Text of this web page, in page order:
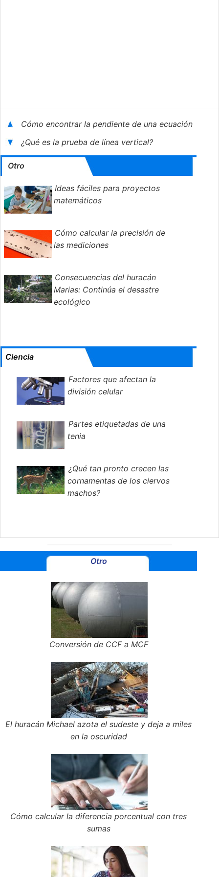
Cómo encontrar la pendiente de una ecuación
¿Qué es la prueba de línea vertical?
Otro
Ideas fáciles para proyectos
matemáticos
Cómo calcular la precisión de
las mediciones
Consecuencias del huracán
Marias: Continúa el desastre
ecológico
Ciencia
Factores que afectan la
división celular
Partes etiquetadas de una
tenia
¿Qué tan pronto crecen las
cornamentas de los ciervos
machos?
Otro
Conversión de CCF a MCF
El huracán Michael azota el sudeste y deja a miles
en la oscuridad
Cómo calcular la diferencia porcentual con tres
sumas